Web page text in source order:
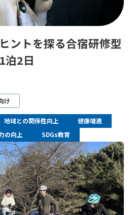
ントを探る合宿研修型
泊2日
け
地域との関係性向上
健康増進
の向上 SDGs教育